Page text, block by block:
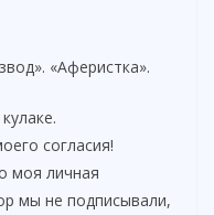
«Аферистка».
согласия!
моя личная
мы не подписывали,